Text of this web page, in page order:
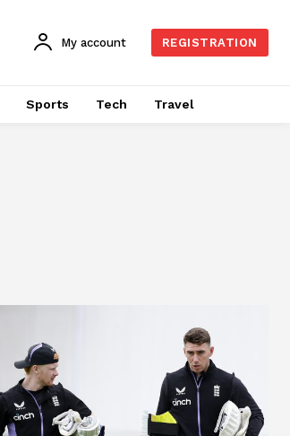
My account REGISTRATION
Sports Tech Travel